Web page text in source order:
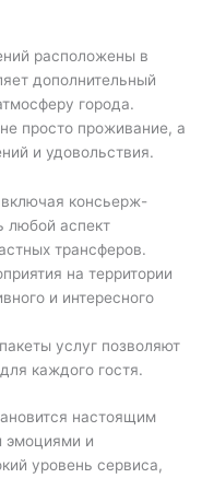
расположены в
дополнительный
города.
просто проживание, а
и удовольствия.
консьерж-
любой аспект
трансферов.
на территории
и интересного
услуг позволяют
каждого гостя.
настоящим
эмоциями и
уровень сервиса,